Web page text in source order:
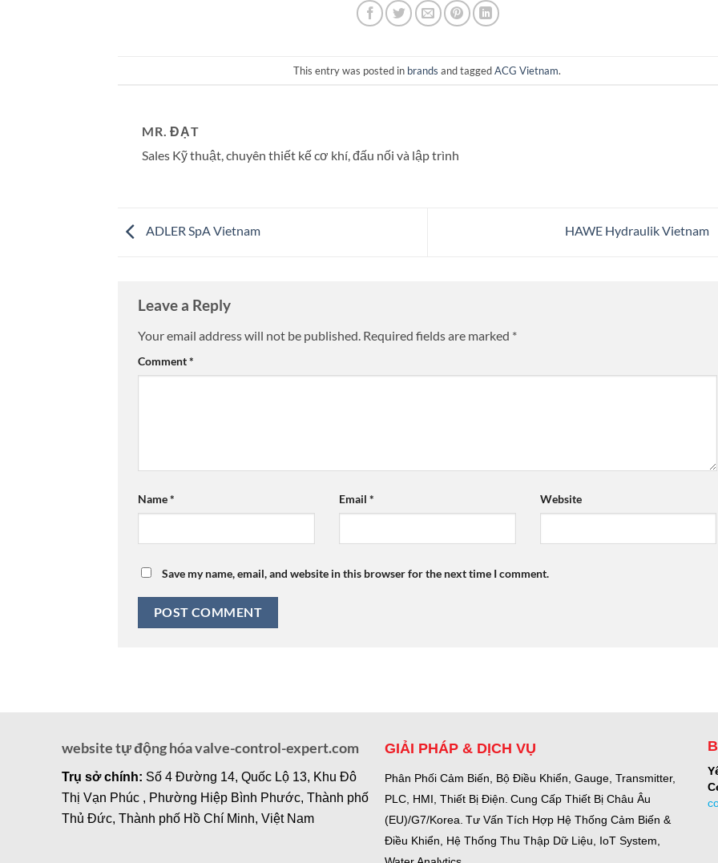
This entry was posted in brands and taggedACG Vietnam.
MR. ĐẠT
Sales Kỹ thuật, chuyên thiết kế cơ khí, đấu nối và lập trình
ADLER SpA Vietnam HAWE Hydraulik Vietnam
Leave a Reply
Your email address will not be published. Required fields are marked *
Comment*
Name* Email * Website
Save my name, email, and website in this browser for the next time I comment.
website tự động hóa valve-control-expert.com
Trụ sở chính: Số 4 Đường 14, Quốc Lộ 13, Khu Đô
Thị Vạn Phúc , Phường Hiệp Bình Phước, Thành phố
Thủ Đức, Thành phố Hồ Chí Minh, Việt Nam
GIẢI PHÁP & DỊCH VỤ
Phân Phối Cảm Biến, Bộ Điều Khiển, Gauge, Transmitter,
PLC, HMI, Thiết Bị Điện. Cung Cấp Thiết Bị Châu Âu
(EU)/G7/Korea. Tư Vấn Tích Hợp Hệ Thống Cảm Biến &
Điều Khiển, Hệ Thống Thu Thập Dữ Liệu, IoT System,